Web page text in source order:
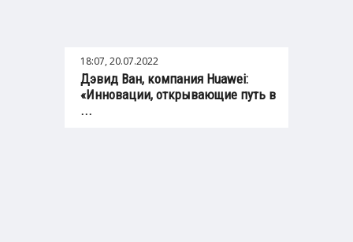
18:07, 20.07.2022
Дэвид Ван, компания Huawei:
«‎Инновации, открывающие путь в
...